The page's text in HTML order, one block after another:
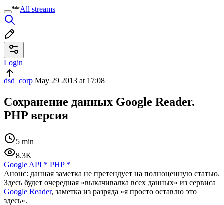
All streams
Login
dsd_corp May 29 2013 at 17:08
Сохранение данных Google Reader.
PHP версия
5 min
8.3K
Google API * PHP*
Анонс: данная заметка не претендует на полноценную статью.
Здесь будет очередная «выкачивалка всех данных» из сервиса
Google Reader, заметка из разряда «я просто оставлю это
здесь».